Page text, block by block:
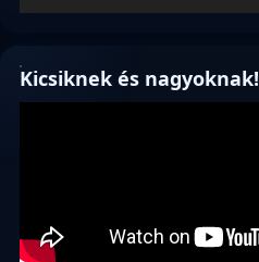
Kicsiknek és nagyoknak!